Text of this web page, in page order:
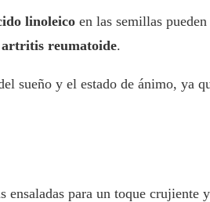
linoleico en las semillas
artritis reumatoide.
sueño y el estado de ánimo, ya
ensaladas para un toque crujiente